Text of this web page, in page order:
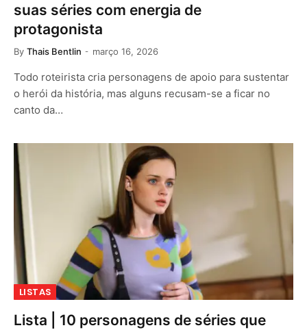
suas séries com energia de
protagonista
By Thais Bentlin março 16, 2026
Todo roteirista cria personagens de apoio para sustentar
o herói da história, mas alguns recusam-se a ficar no
canto da…
LISTAS
Lista | 10 personagens de séries que